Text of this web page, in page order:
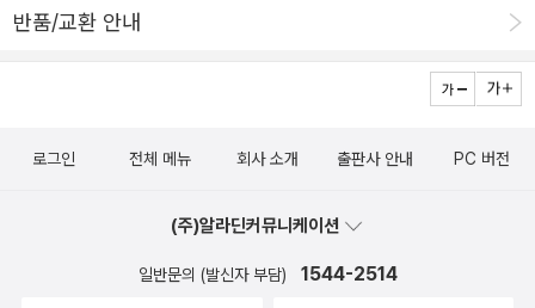
반품/교환 안내
로그인 전체 메뉴 회사 소개 출판사 안내 PC 버전
(주)알라딘커뮤니케이션
일반문의 (발신자 부담) 1544-2514